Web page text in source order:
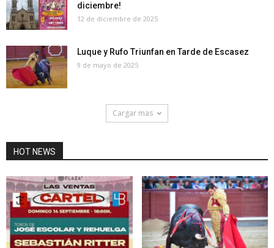
diciembre!
12 de diciembre de 2025
Luque y Rufo Triunfan en Tarde de Escasez
9 de mayo de 2025
Cargar mas
HOT NEWS